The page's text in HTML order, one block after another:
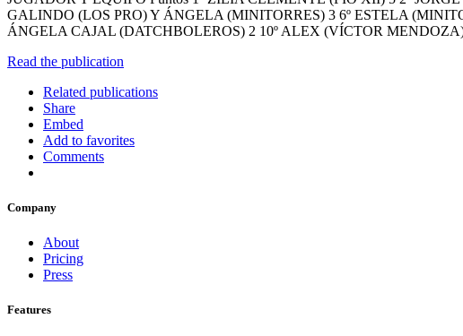
GALINDO (LOS PRO) Y ÁNGELA (MINITORRES) 3 6º ESTELA
ÁNGELA CAJAL (DATCHBOLEROS) 2 10º ALEX (VÍCTOR
Read the publication
Related publications
Share
Embed
Add to favorites
Comments
Company
About
Pricing
Press
Features